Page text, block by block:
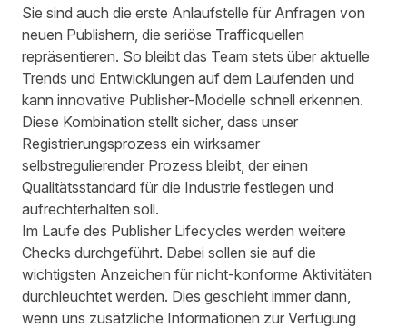
Sie sind auch die erste Anlaufstelle für Anfragen von
neuen Publishern, die seriöse Trafficquellen
repräsentieren. So bleibt das Team stets über aktuelle
Trends und Entwicklungen auf dem Laufenden und
kann innovative Publisher-Modelle schnell erkennen.
Diese Kombination stellt sicher, dass unser
Registrierungsprozess ein wirksamer
selbstregulierender Prozess bleibt, der einen
Qualitätsstandard für die Industrie festlegen und
aufrechterhalten soll.
Im Laufe des Publisher Lifecycles werden weitere
Checks durchgeführt. Dabei sollen sie auf die
wichtigsten Anzeichen für nicht-konforme Aktivitäten
durchleuchtet werden. Dies geschieht immer dann,
wenn uns zusätzliche Informationen zur Verfügung